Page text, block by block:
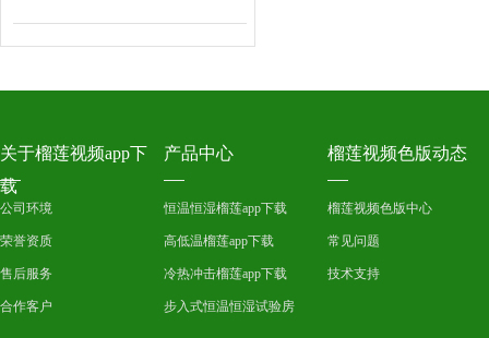
关于榴莲视频app下
载
公司环境
荣誉资质
售后服务
合作客户
产品中心
恒温恒湿榴莲app下载
高低温榴莲app下载
冷热冲击榴莲app下载
步入式恒温恒湿试验房
榴莲视频色版动态
榴莲视频色版中心
常见问题
技术支持